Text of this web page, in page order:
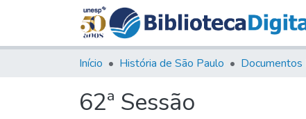
Início História de São Paulo
62ª Sessão